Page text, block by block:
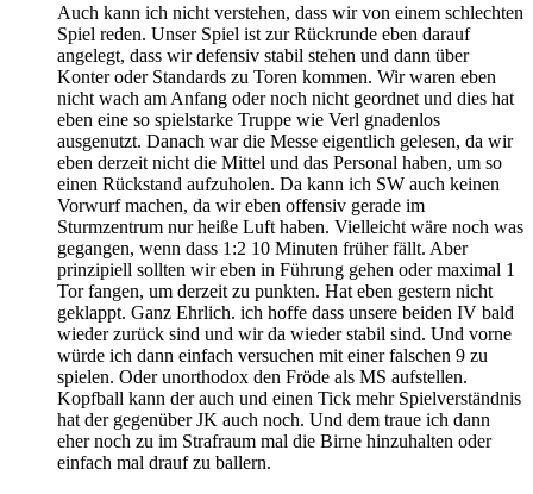
Auch kann ich nicht verstehen, dass wir von einem schlechten
Spiel reden. Unser Spiel ist zur Rückrunde eben darauf
angelegt, dass wir defensiv stabil stehen und dann über
Konter oder Standards zu Toren kommen. Wir waren eben
nicht wach am Anfang oder noch nicht geordnet und dies hat
eben eine so spielstarke Truppe wie Verl gnadenlos
ausgenutzt. Danach war die Messe eigentlich gelesen, da wir
eben derzeit nicht die Mittel und das Personal haben, um so
einen Rückstand aufzuholen. Da kann ich SW auch keinen
Vorwurf machen, da wir eben offensiv gerade im
Sturmzentrum nur heiße Luft haben. Vielleicht wäre noch was
gegangen, wenn dass 1:2 10 Minuten früher fällt. Aber
prinzipiell sollten wir eben in Führung gehen oder maximal 1
Tor fangen, um derzeit zu punkten. Hat eben gestern nicht
geklappt. Ganz Ehrlich. ich hoffe dass unsere beiden IV bald
wieder zurück sind und wir da wieder stabil sind. Und vorne
würde ich dann einfach versuchen mit einer falschen 9 zu
spielen. Oder unorthodox den Fröde als MS aufstellen.
Kopfball kann der auch und einen Tick mehr Spielverständnis
hat der gegenüber JK auch noch. Und dem traue ich dann
eher noch zu im Strafraum mal die Birne hinzuhalten oder
einfach mal drauf zu ballern.